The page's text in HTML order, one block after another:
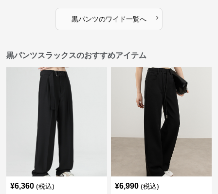
黒パンツのワイド一覧へ ›
黒パンツスラックスのおすすめアイテム
¥6,360 (税込) ¥6,990 (税込)